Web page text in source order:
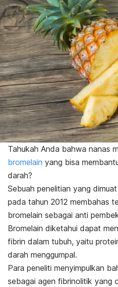
Tahukah Anda bahwa nanas
bromelain yang bisa
darah?
Sebuah penelitian yang
pada tahun 2012 membahas
bromelain sebagai anti
Bromelain diketahui dapat
fibrin dalam tubuh, yaitu
darah menggumpal.
Para peneliti menyimpulkan
sebagai agen fibrinolitik yang